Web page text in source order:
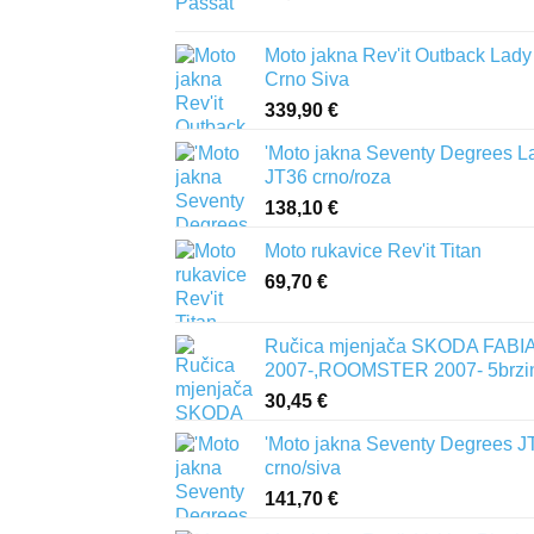
Moto jakna Rev'it Outback Lady
Crno Siva
339,90 €
'Moto jakna Seventy Degrees
JT36 crno/roza
138,10 €
Moto rukavice Rev'it Titan
69,70 €
Ručica mjenjača SKODA FABIA
2007-,ROOMSTER 2007-
30,45 €
'Moto jakna Seventy Degrees
crno/siva
141,70 €